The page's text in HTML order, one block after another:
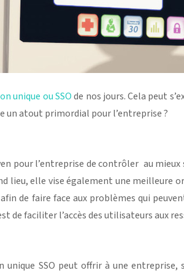
unique ou SSOde nos jours. Cela peut
un atout primordial pour l’entreprise ?
pour l’entreprise de contrôler au
lieu, elle vise également une
de faire face aux problèmes qui
de faciliter l’accès des utilisateurs aux
SSO peut offrir à une